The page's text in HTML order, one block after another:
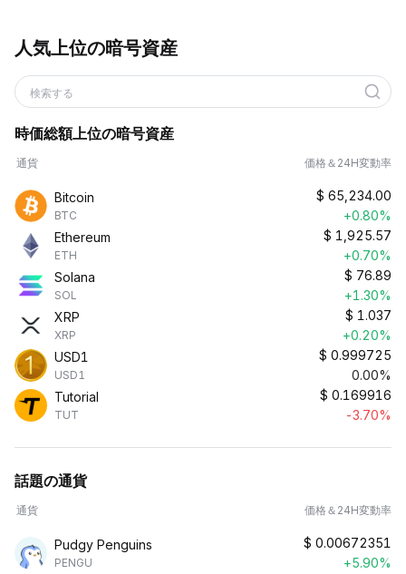
人気上位の暗号資産
検索する
時価総額上位の暗号資産
通貨 価格＆24H変動率
Bitcoin
BTC
$ 65,234.00
+0.80%
Ethereum
ETH
$ 1,925.57
+0.70%
Solana
SOL
$ 76.89
+1.30%
XRP
XRP
$ 1.037
+0.20%
USD1
USD1
$ 0.999725
0.00%
Tutorial
TUT
$ 0.169916
-3.70%
話題の通貨
通貨 価格＆24H変動率
Pudgy Penguins
PENGU
$ 0.00672351
+5.90%